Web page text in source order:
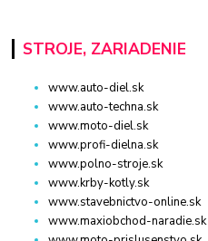
STROJE, ZARIADENIE
www.auto-diel.sk
www.auto-techna.sk
www.moto-diel.sk
www.profi-dielna.sk
www.polno-stroje.sk
www.krby-kotly.sk
www.stavebnictvo-online.sk
www.maxiobchod-naradie.sk